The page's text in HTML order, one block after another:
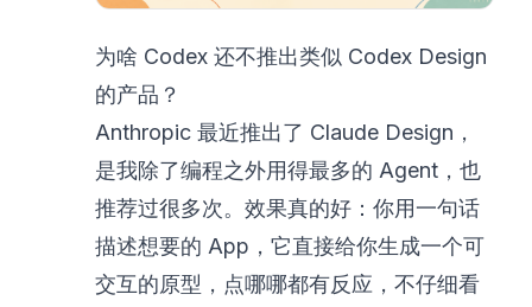
为啥 Codex 还不推出类似 Codex Design
的产品？
Anthropic 最近推出了 Claude Design，
是我除了编程之外用得最多的 Agent，也
推荐过很多次。效果真的好：你用一句话
描述想要的 App，它直接给你生成一个可
交互的原型，点哪哪都有反应，不仔细看